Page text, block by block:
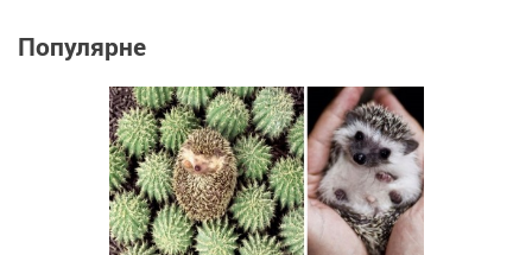
Популярне
656